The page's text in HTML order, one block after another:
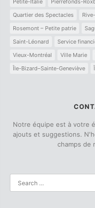
Quartier des Spectacles
Rosemont – Petite patrie
Saint-Léonard
Service
Vieux-Montréal
Ville Marie
Île-Bizard–Sainte-Geneviève
Notre équipe est à votre
ajouts et suggestions.
champs de